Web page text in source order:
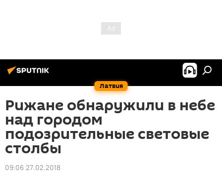
Латвия
Рижане обнаружили в небе
над городом
подозрительные световые
столбы
09:06 27.02.2018